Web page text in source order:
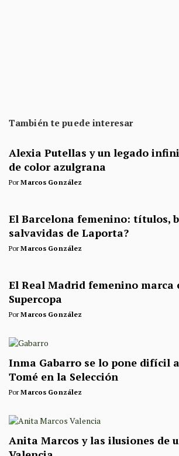
También te puede interesar
Alexia Putellas y un legado
de color azulgrana
PorMarcos González
El Barcelona femenino: títulos,
salvavidas de Laporta?
PorMarcos González
El Real Madrid femenino marca
Supercopa
PorMarcos González
Inma Gabarro se lo pone difícil
Tomé en la Selección
PorMarcos González
Anita Marcos y las ilusiones de